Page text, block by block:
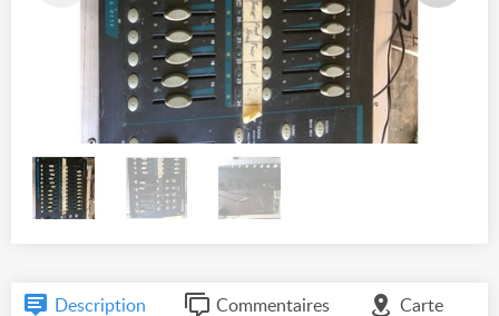
Description Commentaires Carte